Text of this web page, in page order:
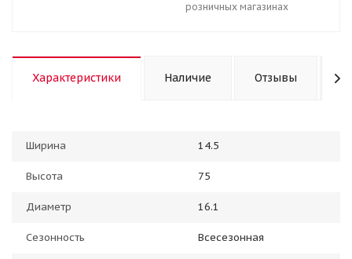
розничных магазинах
Характеристики Наличие Отзывы
Ширина 14.5
Высота 75
Диаметр 16.1
Сезонность Всесезонная